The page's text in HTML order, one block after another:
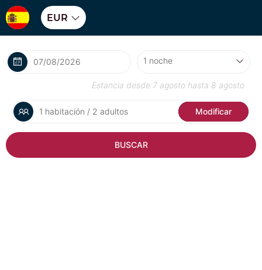
EUR
Estancia desde 7 agosto hasta 8 agosto
1 habitación / 2 adultos Modificar